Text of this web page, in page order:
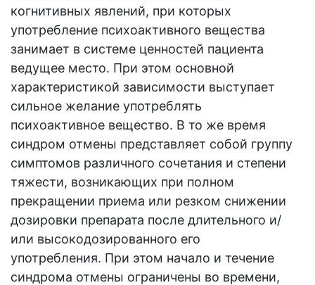
когнитивных явлений, при которых
употребление психоактивного вещества
занимает в системе ценностей пациента
ведущее место. При этом основной
характеристикой зависимости выступает
сильное желание употреблять
психоактивное вещество. В то же время
синдром отмены представляет собой группу
симптомов различного сочетания и степени
тяжести, возникающих при полном
прекращении приема или резком снижении
дозировки препарата после длительного и/
или высокодозированного его
употребления. При этом начало и течение
синдрома отмены ограничены во времени,